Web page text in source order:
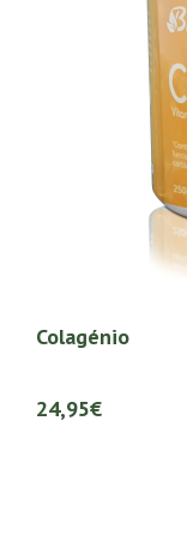
Colagénio
24,95€